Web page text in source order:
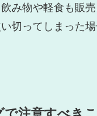
み物や軽食も販
切ってしまった